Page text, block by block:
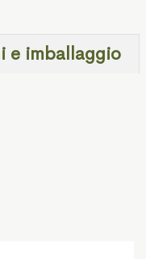
e imballaggio